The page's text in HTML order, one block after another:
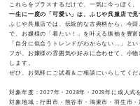
これらをプラスするだけで、一気に今っぽく
一生に一度の「可愛い」は、ふじや呉服店で見
ふじや呉服店では、伝統的な古典柄から、今
で、お嬢様の「着たい！」を叶える振袖を豊富
「自分に似合うトレンドがわからない…」と
フが、お嬢様の雰囲気や好みに合わせて、小
します。
ぜひ、お気軽にご試着＆ご相談にいらしてく
対象年度：2027年・2028年・2029年に成人式
対象地域：行田市・熊谷市・鴻巣市・羽生市・